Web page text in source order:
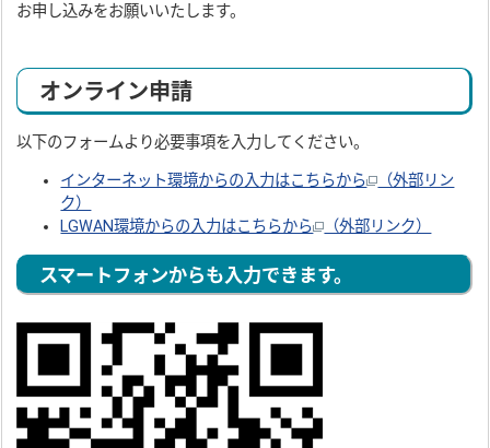
お申し込みをお願いいたします。
オンライン申請
以下のフォームより必要事項を入力してください。
インターネット環境からの入力はこちらから
（外部リン
ク）
LGWAN環境からの入力はこちらから
（外部リンク）
スマートフォンからも入力できます。